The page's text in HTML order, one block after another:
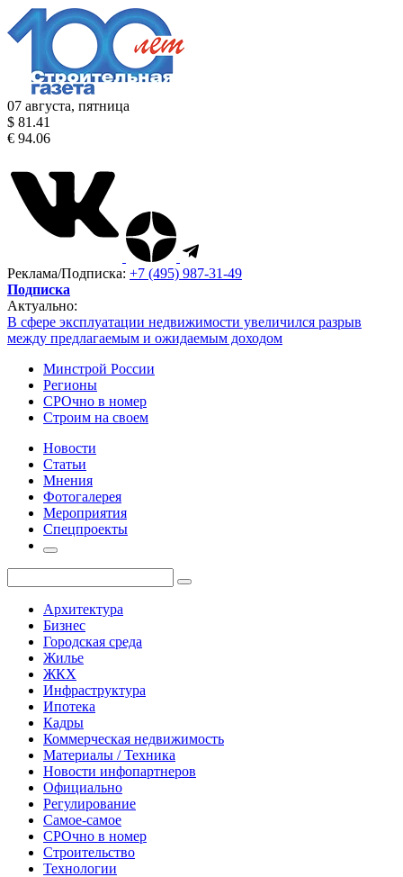
07 августа, пятница
$ 81.41
€ 94.06
Реклама/Подписка: +7 (495) 987-31-49
Подписка
Актуально:
В сфере эксплуатации недвижимости увеличился разрыв
между предлагаемым и ожидаемым доходом
Минстрой России
Регионы
СРОчно в номер
Строим на своем
Новости
Статьи
Мнения
Фотогалерея
Мероприятия
Спецпроекты
Архитектура
Бизнес
Городская среда
Жилье
ЖКХ
Инфраструктура
Ипотека
Кадры
Коммерческая недвижимость
Материалы / Техника
Новости инфопартнеров
Официально
Регулирование
Самое-самое
СРОчно в номер
Строительство
Технологии